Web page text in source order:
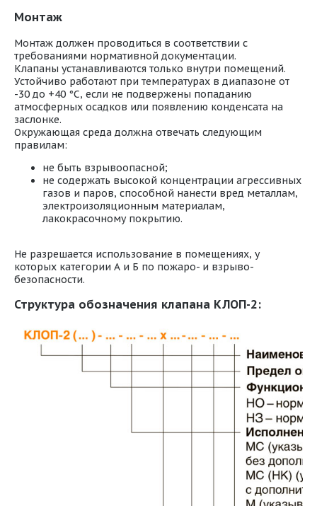
Монтаж
Монтаж должен проводиться в соответствии с
требованиями нормативной документации.
Клапаны устанавливаются только внутри помещений.
Устойчиво работают при температурах в диапазоне от
-30 до +40 °С, если не подвержены попаданию
атмосферных осадков или появлению конденсата на
заслонке.
Окружающая среда должна отвечать следующим
правилам:
не быть взрывоопасной;
не содержать высокой концентрации агрессивных
газов и паров, способной нанести вред металлам,
электроизоляционным материалам,
лакокрасочному покрытию.
Не разрешается использование в помещениях, у
которых категории А и Б по пожаро- и взрыво-
безопасности.
Структура обозначения клапана КЛОП-2: